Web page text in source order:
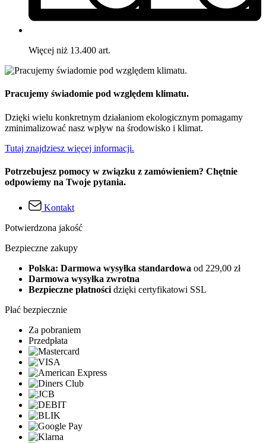
Więcej niż 13.400 art.
Pracujemy świadomie pod względem klimatu.
Dzięki wielu konkretnym działaniom ekologicznym pomagamy
zminimalizować nasz wpływ na środowisko i klimat.
Tutaj znajdziesz więcej informacji.
Potrzebujesz pomocy w związku z zamówieniem? Chętnie
odpowiemy na Twoje pytania.
Kontakt
Potwierdzona jakość
Bezpieczne zakupy
Polska: Darmowa wysyłka standardowa od 229,00 zł
Darmowa wysyłka zwrotna
Bezpieczne płatności dzięki certyfikatowi SSL
Płać bezpiecznie
Za pobraniem
Przedpłata